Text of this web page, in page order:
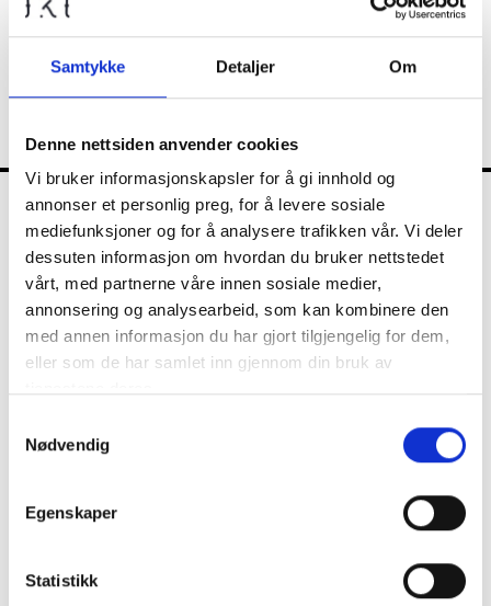
Samtykke Detaljer Om
Denne nettsiden anvender cookies
Vi bruker informasjonskapsler for å gi innhold og
annonser et personlig preg, for å levere sosiale
mediefunksjoner og for å analysere trafikken vår. Vi deler
dessuten informasjon om hvordan du bruker nettstedet
vårt, med partnerne våre innen sosiale medier,
annonsering og analysearbeid, som kan kombinere den
med annen informasjon du har gjort tilgjengelig for dem,
eller som de har samlet inn gjennom din bruk av
Nødvendig
Egenskaper
Statistikk
fins rutiner som ikke er fulgt; blant annet at to personer i
fellesskap skal håndtere pengene.
Les hele saken i Fredrikstad Blad »
FKT
Kontrollutvalget
Kommunalrett
Kontrollutvalgssekretariat